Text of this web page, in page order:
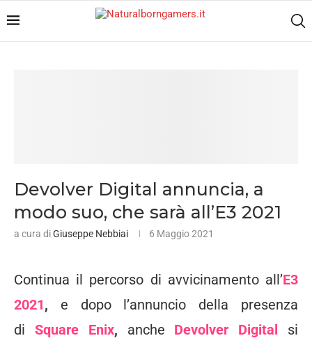
Devolver Digital annuncia, a
modo suo, che sarà all’E3 2021
a cura diGiuseppe Nebbiai 6 Maggio 2021
Continua il percorso di avvicinamento all’E3
2021, e dopo l’annuncio della presenza
di Square Enix, anche Devolver Digital
si